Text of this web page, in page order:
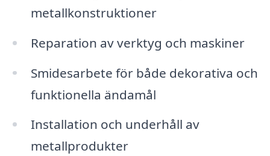
metallkonstruktioner
Reparation av verktyg och maskiner
Smidesarbete för både dekorativa och
funktionella ändamål
Installation och underhåll av
metallprodukter